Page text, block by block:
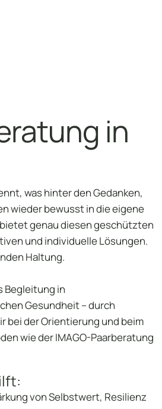
in
was hinter den Gedanken,
wieder bewusst in die eigene
genau diesen geschützten
und individuelle Lösungen.
Haltung.
Begleitung in
Gesundheit – durch
der Orientierung und beim
wie der IMAGO-Paarberatung
von Selbstwert, Resilienz